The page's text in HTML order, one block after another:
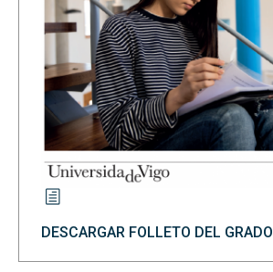
DESCARGAR FOLLETO DEL GRADO